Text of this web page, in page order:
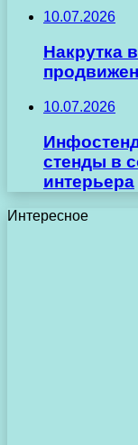
10.07.2026
Накрутка
10.07.2026
стенды в
интерьера
Интересное